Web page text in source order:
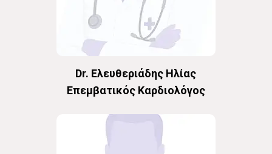
Dr. Ελευθεριάδης Ηλίας
Επεμβατικός Καρδιολόγος